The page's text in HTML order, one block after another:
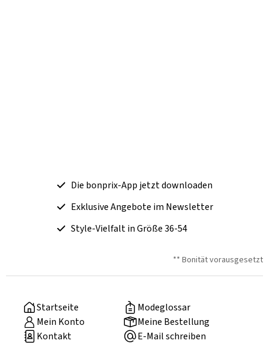
Die bonprix-App jetzt downloaden
Exklusive Angebote im Newsletter
Style-Vielfalt in Größe 36-54
** Bonität vorausgesetzt
Startseite
Modeglossar
Mein Konto
Meine Bestellung
Kontakt
E-Mail schreiben